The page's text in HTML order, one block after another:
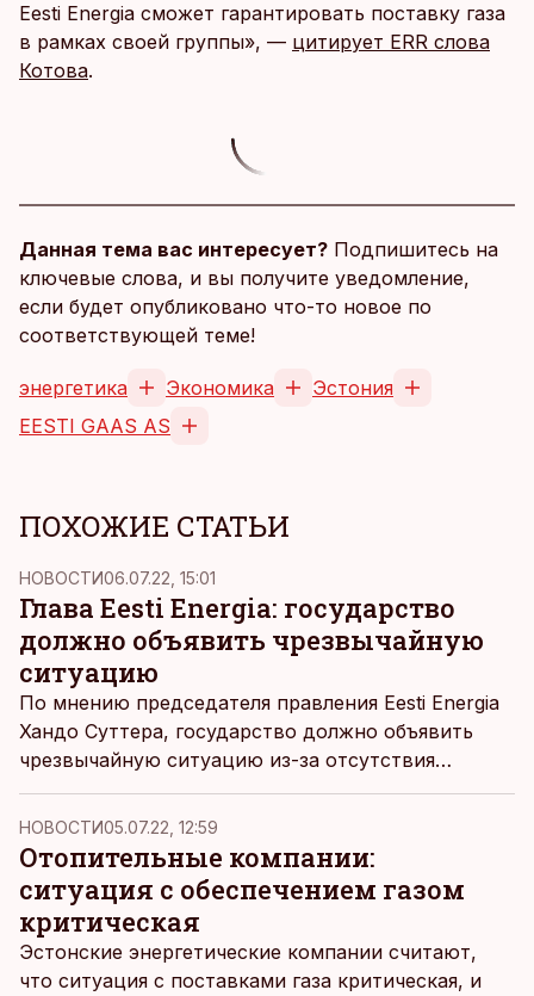
Eesti Energia сможет гарантировать поставку газа
в рамках своей группы», — цитирует ERR слова
Котова.
Данная тема вас интересует? Подпишитесь на
ключевые слова, и вы получите уведомление,
если будет опубликовано что-то новое по
соответствующей теме!
энергетика Экономика
Эстония
EESTI GAAS AS
ПОХОЖИЕ СТАТЬИ
НОВОСТИ06.07.22, 15:01
Глава Eesti Energia: государство
должно объявить чрезвычайную
ситуацию
По мнению председателя правления Eesti Energia
Хандо Суттера, государство должно объявить
чрезвычайную ситуацию из-за отсутствия
уверенности в том, что природного газа хватит
на зимний период – в Министерстве экономики
же считают, что чрезвычайные ситуации скорее
следует объявлять местным самоуправлениям,
пишетrus.err.ee.
НОВОСТИ05.07.22, 12:59
Отопительные компании:
ситуация с обеспечением газом
критическая
Эстонские энергетические компании считают,
что ситуация с поставками газа критическая, и